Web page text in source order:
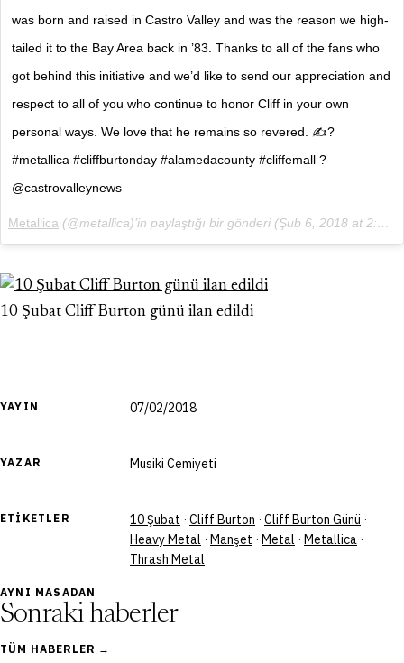
YAYIN 07/02/2018
YAZAR Musiki Cemiyeti
ETIKETLER 10 Şubat · Cliff Burton · Cliff Burton Günü ·
Heavy Metal · Manşet · Metal · Metallica ·
Thrash Metal
was born and raised in Castro Valley and was the reason we high-
tailed it to the Bay Area back in ’83. Thanks to all of the fans who
got behind this initiative and we’d like to send our appreciation and
respect to all of you who continue to honor Cliff in your own
personal ways. We love that he remains so revered. ✍?
#metallica #cliffburtonday #alamedacounty #cliffemall ?
@castrovalleynews
Metallica (@metallica)’in paylaştığı bir gönderi (Şub 6, 2018 at 2:56ös PST
10 Şubat Cliff Burton günü ilan edildi
AYNI MASADAN
Sonraki haberler
TÜM HABERLER →